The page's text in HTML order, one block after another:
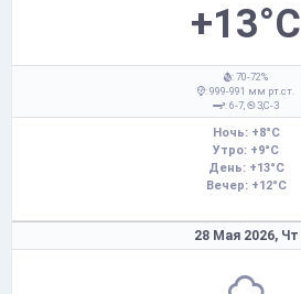
+13°C
: 70-72%
: 999-991 мм рт.ст.
: 6-7,
З,С-З
Ночь: +8°C
Утро: +9°C
День: +13°C
Вечер: +12°C
28 Мая 2026, Чт